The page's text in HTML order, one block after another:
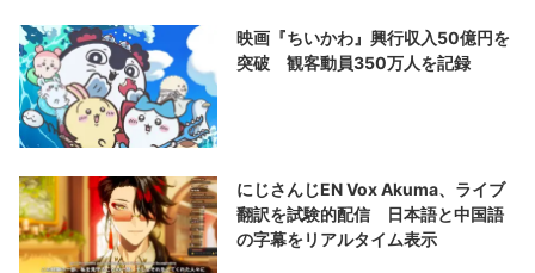
映画『ちいかわ』興行収入50億円を
突破 観客動員350万人を記録
にじさんじEN Vox Akuma、ライブ
翻訳を試験的配信 日本語と中国語
の字幕をリアルタイム表示